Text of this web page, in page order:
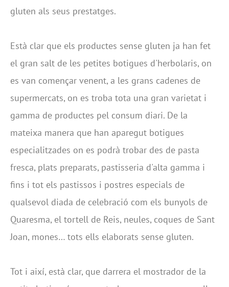
gluten als seus prestatges.
Està clar que els productes sense gluten ja han fet
el gran salt de les petites botigues d'herbolaris, on
es van començar venent, a les grans cadenes de
supermercats, on es troba tota una gran varietat i
gamma de productes pel consum diari. De la
mateixa manera que han aparegut botigues
especialitzades on es podrà trobar des de pasta
fresca, plats preparats, pastisseria d'alta gamma i
fins i tot els pastissos i postres especials de
qualsevol diada de celebració com els bunyols de
Quaresma, el tortell de Reis, neules, coques de Sant
Joan, mones… tots ells elaborats sense gluten.
Tot i així, està clar, que darrera el mostrador de la